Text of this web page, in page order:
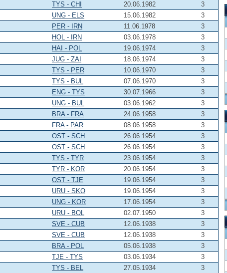
TYS - CHI 20.06.1982
3
UNG - ELS 15.06.1982
3
PER - IRN 11.06.1978
3
HOL - IRN 03.06.1978
3
HAI - POL 19.06.1974
3
JUG - ZAI 18.06.1974
3
TYS - PER 10.06.1970
3
TYS - BUL 07.06.1970
3
ENG - TYS 30.07.1966
3
UNG - BUL 03.06.1962
3
BRA - FRA 24.06.1958
3
FRA - PAR 08.06.1958
3
OST - SCH 26.06.1954
3
OST - SCH 26.06.1954
3
TYS - TYR 23.06.1954
3
TYR - KOR 20.06.1954
3
OST - TJE 19.06.1954
3
URU - SKO 19.06.1954
3
UNG - KOR 17.06.1954
3
URU - BOL 02.07.1950
3
SVE - CUB 12.06.1938
3
SVE - CUB 12.06.1938
3
BRA - POL 05.06.1938
3
TJE - TYS 03.06.1934
3
TYS - BEL 27.05.1934
3